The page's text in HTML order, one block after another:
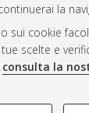
la
sui cookie
scelte e
consulta la
-